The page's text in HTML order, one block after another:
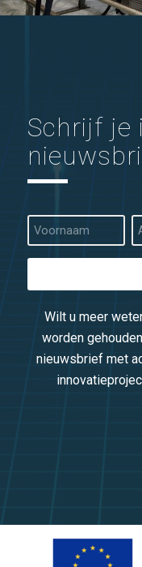
Schrijf je
Wilt u meer
worden
nieuwsbrief met